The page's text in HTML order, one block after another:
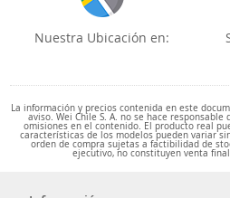
Nuestra Ubicación en:
La información y precios contenida en este
aviso. Wei Chile S. A. no se hace
omisiones en el contenido. El producto real
características de los modelos pueden variar
orden de compra sujetas a factibilidad de
ejecutivo, no constituyen venta